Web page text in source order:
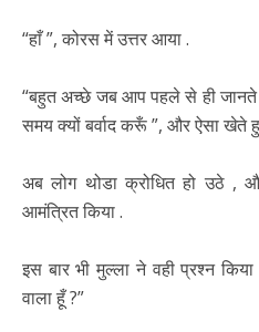
“हाँ ”, कोरस में उत्तर आया .
“बहुत अच्छे जब आप पहले से ही जानते
समय क्यों बर्वाद करूँ ”, और ऐसा खेते
अब लोग थोडा क्रोधित हो उठे ,
आमंत्रित किया .
इस बार भी मुल्ला ने वही प्रश्न
वाला हूँ ?”